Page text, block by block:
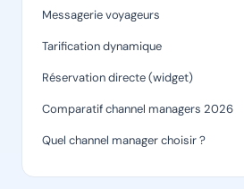
Messagerie voyageurs
Tarification dynamique
Réservation directe (widget)
Comparatif channel managers 2026
Quel channel manager choisir ?